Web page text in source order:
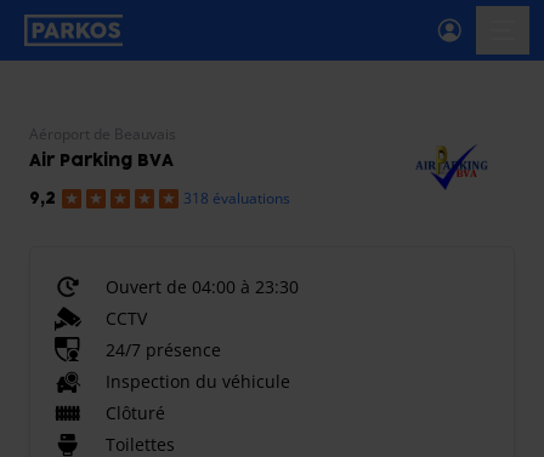
étiquette-de-navigation-principale
Aéroport de Beauvais
Air Parking BVA
9,2 318 évaluations
Ouvert de 04:00 à 23:30
CCTV
24/7 présence
Inspection du véhicule
Clôturé
Toilettes